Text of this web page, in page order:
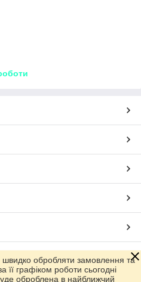
Prom.ua
обробляти замовлення та
її графіком роботи сьогодні
оброблена в найближчий